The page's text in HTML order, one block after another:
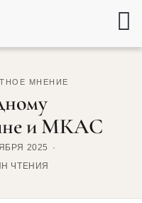
МНЕНИЕ
и МКАС
2025
ЧТЕНИЯ